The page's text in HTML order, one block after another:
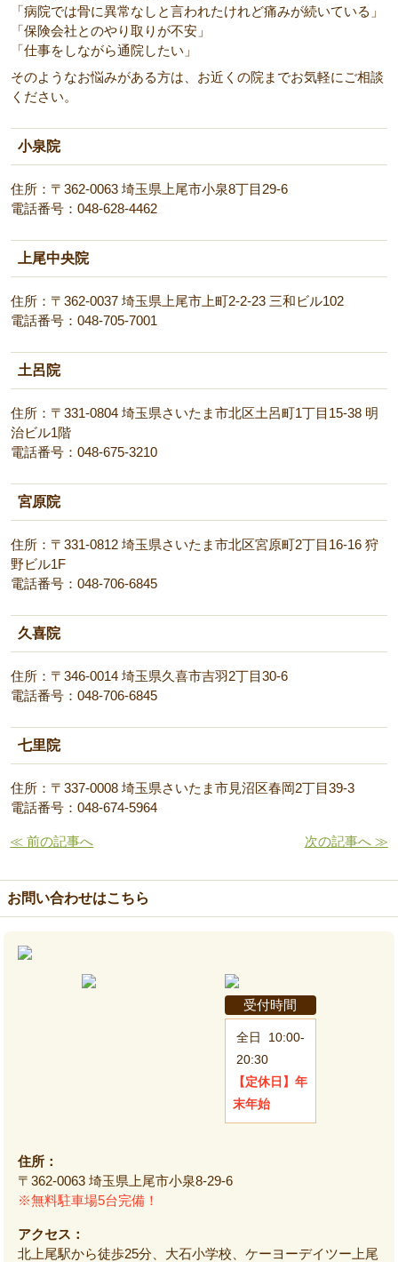
「病院では骨に異常なしと言われたけれど痛みが続いている」
「保険会社とのやり取りが不安」
「仕事をしながら通院したい」
そのようなお悩みがある方は、お近くの院までお気軽にご相談
ください。
小泉院
住所：〒362-0063 埼玉県上尾市小泉8丁目29-6
電話番号：048-628-4462
上尾中央院
住所：〒362-0037 埼玉県上尾市上町2-2-23 三和ビル102
電話番号：048-705-7001
土呂院
住所：〒331-0804 埼玉県さいたま市北区土呂町1丁目15-38 明
治ビル1階
電話番号：048-675-3210
宮原院
住所：〒331-0812 埼玉県さいたま市北区宮原町2丁目16-16 狩
野ビル1F
電話番号：048-706-6845
久喜院
住所：〒346-0014 埼玉県久喜市吉羽2丁目30-6
電話番号：048-706-6845
七里院
住所：〒337-0008 埼玉県さいたま市見沼区春岡2丁目39-3
電話番号：048-674-5964
≪ 前の記事へ 次の記事へ ≫
お問い合わせはこちら
受付時間
全日
10:00-
20:30
【定休日】 年
末年始
住所：
〒362-0063 埼玉県上尾市小泉8-29-6
※無料駐車場5台完備！
アクセス：
北上尾駅から徒歩25分、大石小学校、ケーヨーデイツー上尾